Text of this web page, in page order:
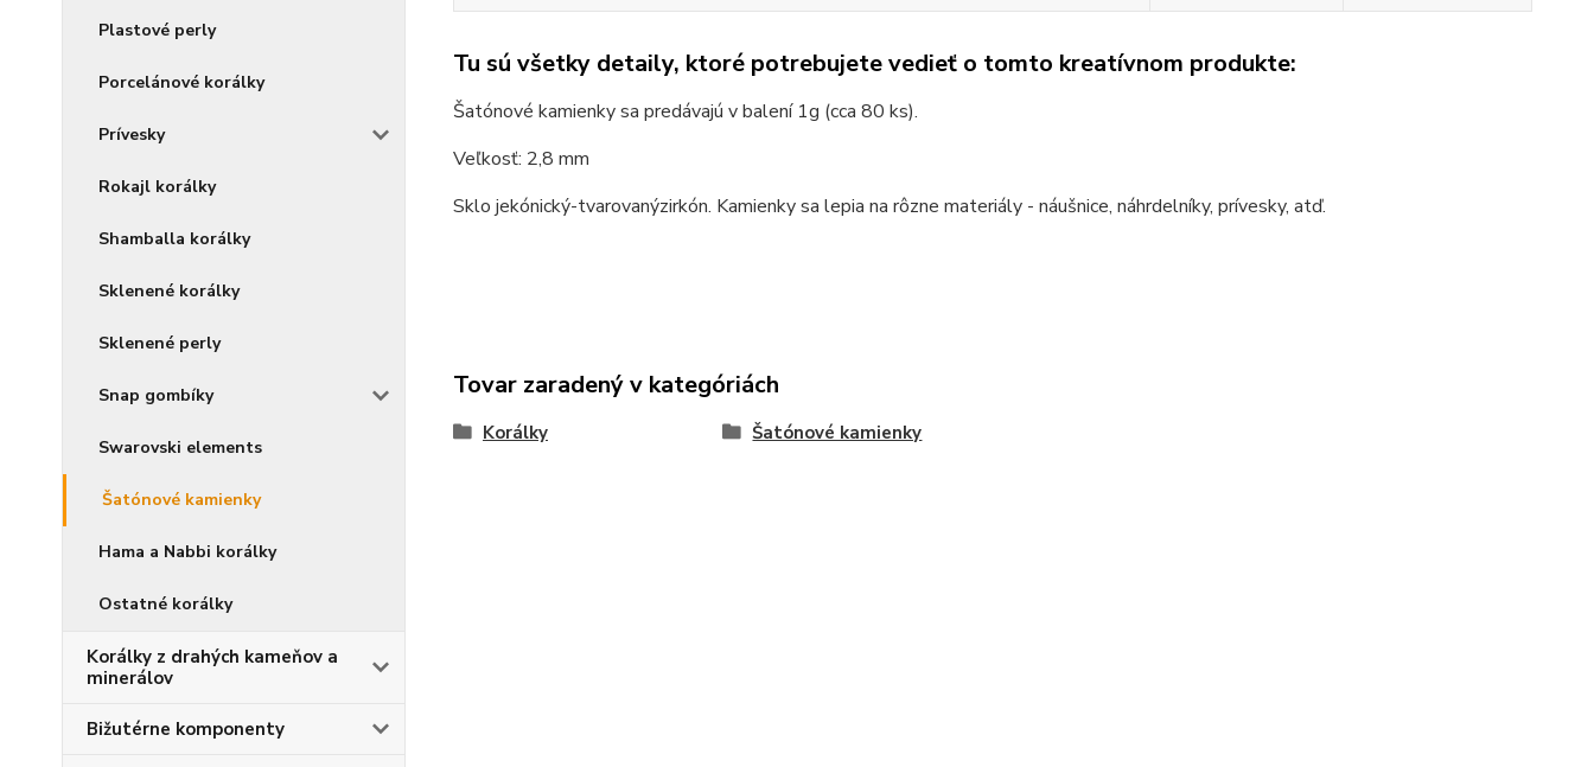
Plastové perly
Porcelánové korálky
Prívesky
Rokajl korálky
Shamballa korálky
Sklenené korálky
Sklenené perly
Snap gombíky
Swarovski elements
Šatónové kamienky
Hama a Nabbi korálky
Ostatné korálky
Korálky z drahých kameňov a
minerálov
Bižutérne komponenty
Tu sú všetky detaily, ktoré potrebujete vedieť o tomto kreatívnom produkte:
Šatónové kamienky sa predávajú v balení 1g (cca 80 ks).
Veľkosť: 2,8 mm
Sklo jekónický-tvarovanýzirkón. Kamienky sa lepia na rôzne materiály - náušnice, náhrdelníky, prívesky, atď.
Tovar zaradený v kategóriách
Korálky Šatónové kamienky